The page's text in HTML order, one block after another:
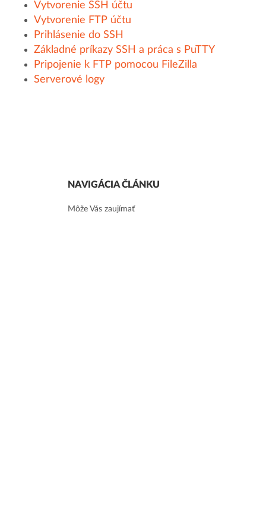
Vytvorenie SSH účtu
Vytvorenie FTP účtu
Prihlásenie do SSH
Základné príkazy SSH a práca s PuTTY
Pripojenie k FTP pomocou FileZilla
Serverové logy
NAVIGÁCIA ČLÁNKU
Môže Vás zaujímať